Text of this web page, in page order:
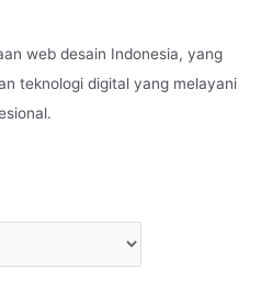
web desain Indonesia, yang
teknologi digital yang melayani